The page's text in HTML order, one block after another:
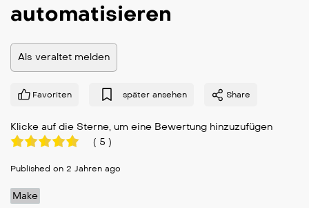
automatisieren
Als veraltet melden
Favoriten später ansehen Share
Klicke auf die Sterne, um eine Bewertung hinzuzufügen
( 5 )
Published on 2 Jahren ago
Make